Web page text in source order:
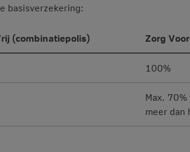
basisverzekering:
(combinatiepolis) Zorg
100%
Max.
meer dan